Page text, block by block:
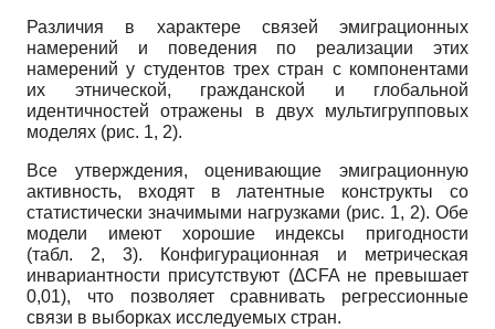
Различия в характере связей эмиграционных
намерений и поведения по реализации этих
намерений у студентов трех стран с компонентами
их этнической, гражданской и глобальной
идентичностей отражены в двух мультигрупповых
моделях (рис. 1, 2).
Все утверждения, оценивающие эмиграционную
активность, входят в латентные конструкты со
статистически значимыми нагрузками (рис. 1, 2). Обе
модели имеют хорошие индексы пригодности
(табл. 2, 3). Конфигурационная и метрическая
инвариантности присутствуют (∆CFA не превышает
0,01), что позволяет сравнивать регрессионные
связи в выборках исследуемых стран.